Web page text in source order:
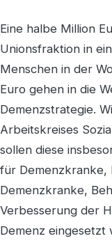
Eine halbe Million
Unionsfraktion in
Menschen in der
Euro gehen in die
Demenzstrategie.
Arbeitskreises
sollen diese
für Demenzkranke,
Demenzkranke,
Verbesserung der
Demenz eingesetzt